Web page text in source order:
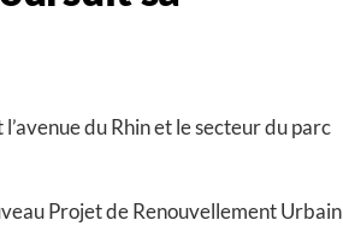
du Rhin et le secteur du parc
Projet de Renouvellement Urbain